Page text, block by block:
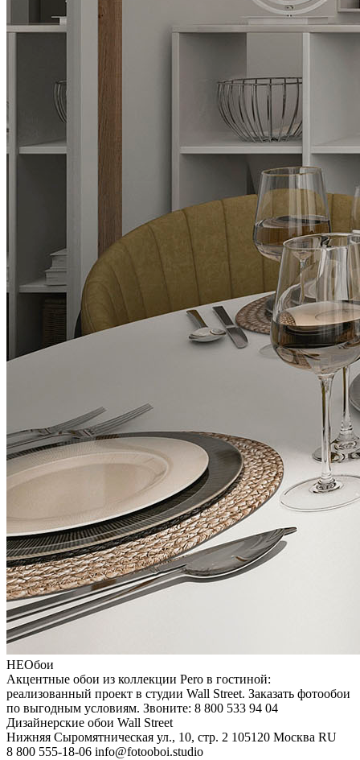
НЕОбои
Акцентные обои из коллекции Pero в гостиной:
реализованный проект в студии Wall Street. Заказать фотообои
по выгодным условиям. Звоните: 8 800 533 94 04
Дизайнерские обои Wall Street
Нижняя Сыромятническая ул., 10, стр. 2 105120 Москва RU
8 800 555-18-06 info@fotooboi.studio